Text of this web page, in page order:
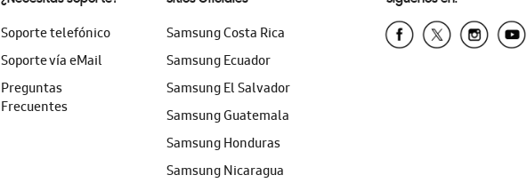
Soporte telefónico
Soporte vía eMail
Preguntas
Frecuentes
Samsung Costa Rica
Samsung Ecuador
Samsung El Salvador
Samsung Guatemala
Samsung Honduras
Samsung Nicaragua